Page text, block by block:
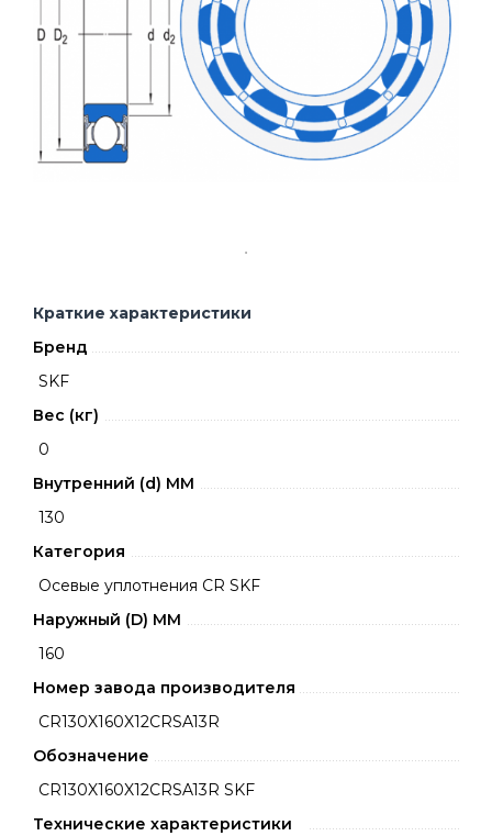
Краткие характеристики
Бренд
SKF
Вес (кг)
0
Внутренний (d) ММ
130
Категория
Осевые уплотнения CR SKF
Наружный (D) ММ
160
Номер завода производителя
CR130X160X12CRSA13R
Обозначение
CR130X160X12CRSA13R SKF
Технические характеристики